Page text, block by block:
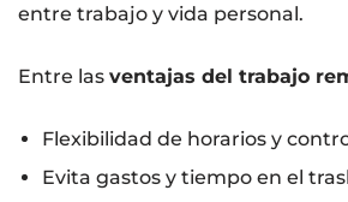
entre trabajo y vida personal.
Entre las ventajas del trabajo
Flexibilidad de horarios y
Evita gastos y tiempo en el